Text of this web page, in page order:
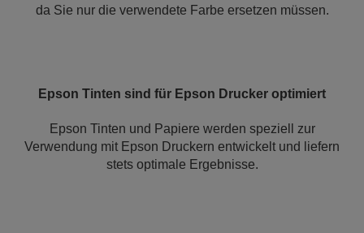
da Sie nur die verwendete Farbe ersetzen müssen.
Epson Tinten sind für Epson Drucker optimiert
Epson Tinten und Papiere werden speziell zur
Verwendung mit Epson Druckern entwickelt und liefern
stets optimale Ergebnisse.